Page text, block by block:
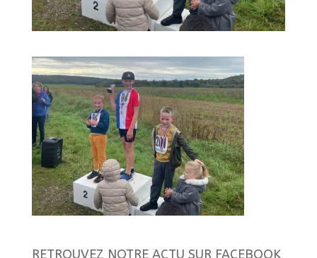
RETROUVEZ NOTRE ACTU SUR FACEBOOK